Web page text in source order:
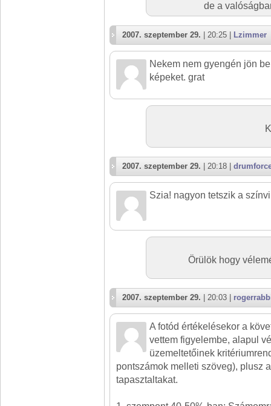
de a
2007. szeptember 29. | 20:25 | Lzimmer
Nekem nem gyengén jön
képeket. grat
2007. szeptember 29. | 20:18 |
Szia! nagyon tetszik a
Örülök hogy
2007. szeptember 29. | 20:03 |
A fotód értékelésekor a
vettem figyelembe, alapul
üzemeltetőinek
pontszámok melleti szöveg), plusz
tapasztaltakat.